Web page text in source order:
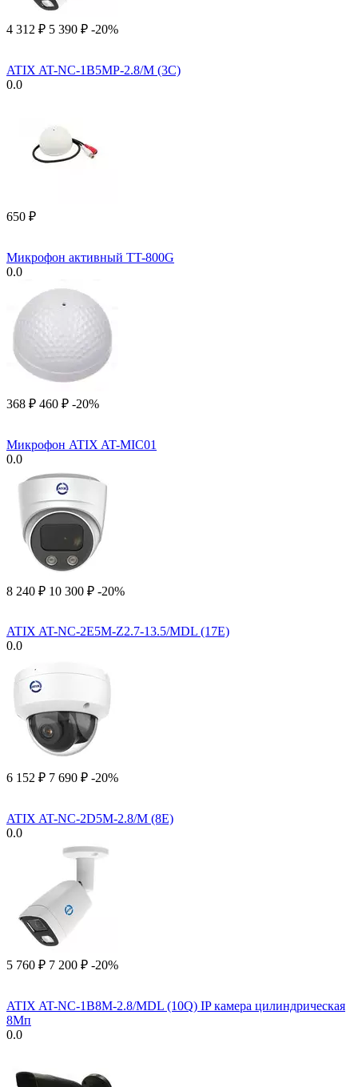
4 312 ₽ 5 390 ₽ -20%
ATIX AT-NC-1B5MP-2.8/M (3C)
0.0
‍650‍ ₽
Микрофон активный TT-800G
0.0
‍368‍ ₽ ‍460‍ ₽ -20%
Микрофон ATIX AT-MIC01
0.0
8 240 ₽ 10 300 ₽ -20%
ATIX AT-NC-2E5M-Z2.7-13.5/MDL (17E)
0.0
6 152 ₽ 7 690 ₽ -20%
ATIX AT-NC-2D5M-2.8/M (8E)
0.0
5 760 ₽ 7 200 ₽ -20%
ATIX AT-NC-1B8M-2.8/MDL (10Q) IP камера цилиндрическая
8Мп
0.0